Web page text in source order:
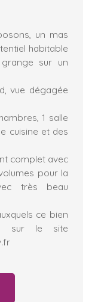
un mas
habitable
sur un
vue dégagée
1 salle
cuisine et des
complet avec
pour la
très beau
ce bien
sur le site